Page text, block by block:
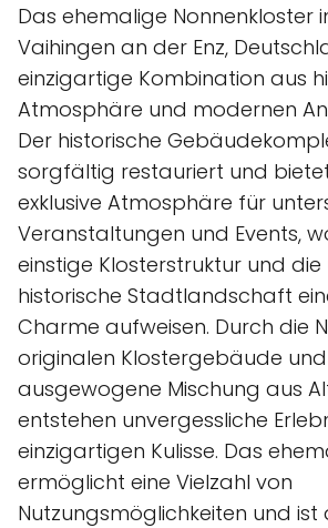
Das ehemalige Nonnenkloster
Vaihingen an der Enz,
einzigartige Kombination aus
Atmosphäre und modernen
Der historische
sorgfältig restauriert und
exklusive Atmosphäre für
Veranstaltungen und Events,
einstige Klosterstruktur und
historische Stadtlandschaft
Charme aufweisen. Durch die
originalen Klostergebäude
ausgewogene Mischung aus
entstehen unvergessliche
einzigartigen Kulisse. Das
ermöglicht eine Vielzahl von
Nutzungsmöglichkeiten und ist